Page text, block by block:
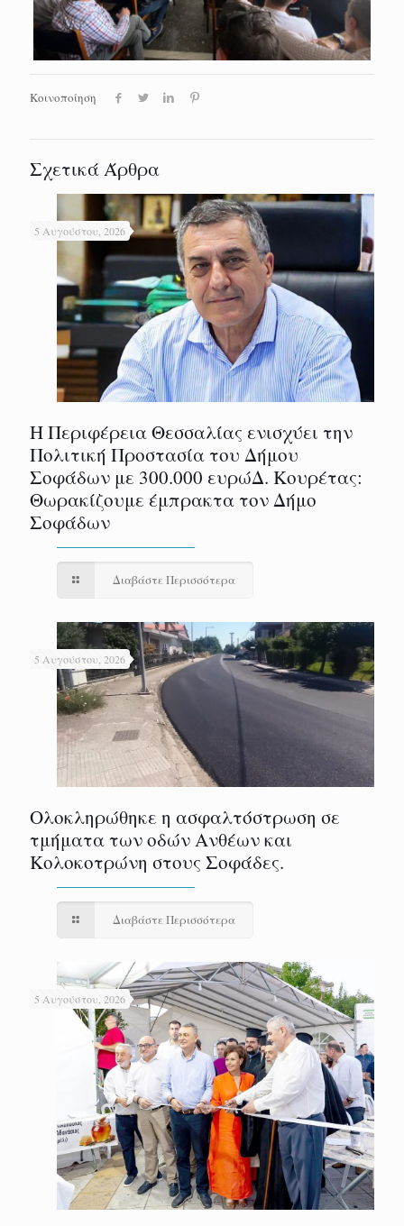
Κοινοποίηση
Σχετικά Άρθρα
5 Αυγούστου, 2026
Η Περιφέρεια Θεσσαλίας ενισχύει την
Πολιτική Προστασία του Δήμου
Σοφάδων με 300.000 ευρώΔ. Κουρέτας:
Θωρακίζουμε έμπρακτα τον Δήμο
Σοφάδων
Διαβάστε Περισσότερα
5 Αυγούστου, 2026
Ολοκληρώθηκε η ασφαλτόστρωση σε
τμήματα των οδών Ανθέων και
Κολοκοτρώνη στους Σοφάδες.
Διαβάστε Περισσότερα
5 Αυγούστου, 2026